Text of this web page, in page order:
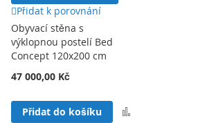
Přidat k porovnání
Obyvací stěna s
výklopnou postelí Bed
Concept 120x200 cm
47 000,00 Kč
Přidat do košíku